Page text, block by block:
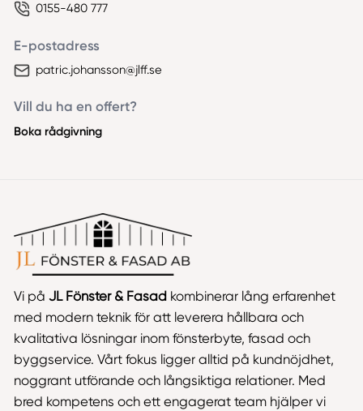
0155-480 777
E-postadress
patric.johansson@jlff.se
Vill du ha en offert?
Boka rådgivning
Vi på JL Fönster & Fasad kombinerar lång erfarenhet
med modern teknik för att leverera hållbara och
kvalitativa lösningar inom fönsterbyte, fasad och
byggservice. Vårt fokus ligger alltid på kundnöjdhet,
noggrant utförande och långsiktiga relationer. Med
bred kompetens och ett engagerat team hjälper vi